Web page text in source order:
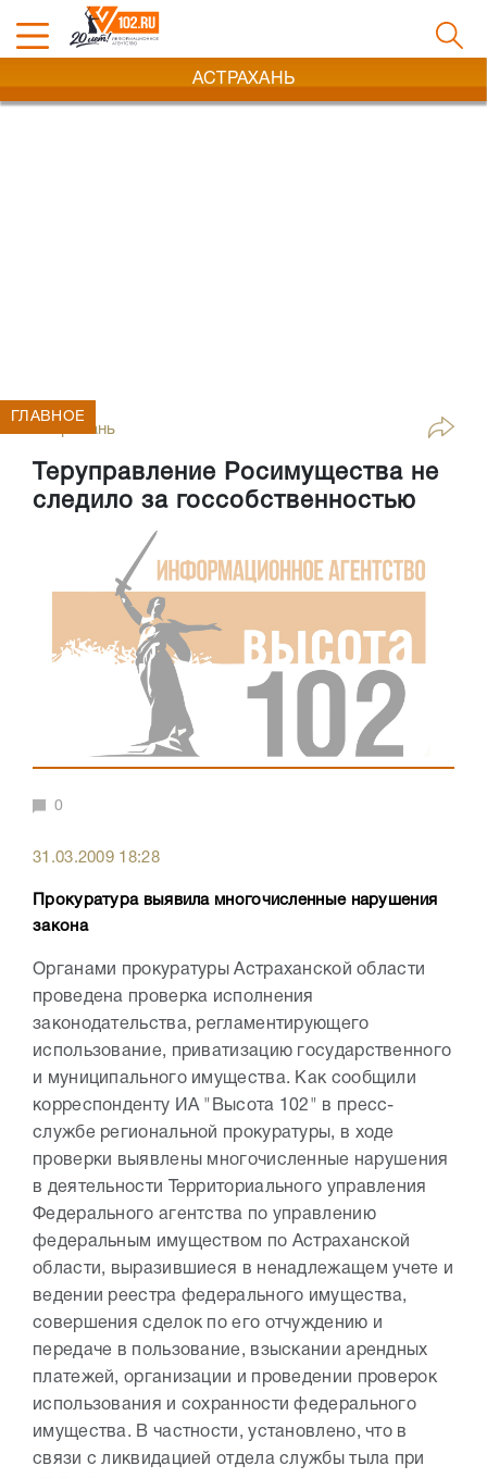
АСТРАХАНЬ
Астрахань
Теруправление Росимущества не
следило за госсобственностью
ГЛАВНОЕ
0
31.03.2009 18:28
Прокуратура выявила многочисленные нарушения
закона
Органами прокуратуры Астраханской области
проведена проверка исполнения
законодательства, регламентирующего
использование, приватизацию государственного
и муниципального имущества. Как сообщили
корреспонденту ИА "Высота 102" в пресс-
службе региональной прокуратуры, в ходе
проверки выявлены многочисленные нарушения
в деятельности Территориального управления
Федерального агентства по управлению
федеральным имуществом по Астраханской
области, выразившиеся в ненадлежащем учете и
ведении реестра федерального имущества,
совершения сделок по его отчуждению и
передаче в пользование, взыскании арендных
платежей, организации и проведении проверок
использования и сохранности федерального
имущества. В частности, установлено, что в
связи с ликвидацией отдела службы тыла при